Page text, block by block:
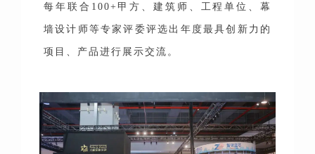
每年联合100+甲方、建筑师、工程单位、幕
墙设计师等专家评委评选出年度最具创新力的
项目、产品进行展示交流。